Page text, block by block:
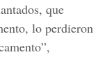
que
lo perdieron